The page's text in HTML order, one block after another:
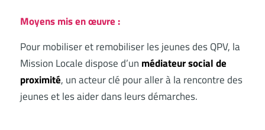
Moyens mis en œuvre :
Pour mobiliser et remobiliser les jeunes des QPV, la
Mission Locale dispose d’un médiateur social de
proximité, un acteur clé pour aller à la rencontre des
jeunes et les aider dans leurs démarches.